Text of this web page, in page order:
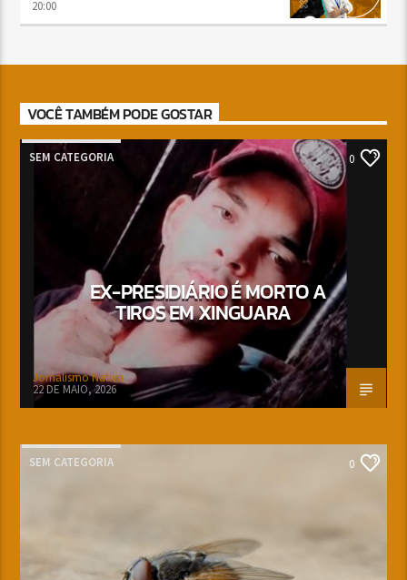
20:00
VOCÊ TAMBÉM PODE GOSTAR
SEM CATEGORIA 0
EX-PRESIDIÁRIO É MORTO A
TIROS EM XINGUARA
Jornalismo Nativa
22 DE MAIO, 2026
SEM CATEGORIA 0